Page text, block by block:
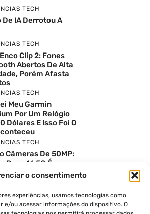
o consentimento
experiências, usamos tecnologias como
e/ou acessar informações do dispositivo. O
TECH
De IA Derrotou A
TECH
Clip 2: Fones
Abertos De Alta
Porém Afasta
TECH
Meu Garmin
Por Um Relógio
Dólares E Isso Foi O
TECH
Câmeras De 50MP:
Reno 16 5G É
De
Entre O
Ultra E O